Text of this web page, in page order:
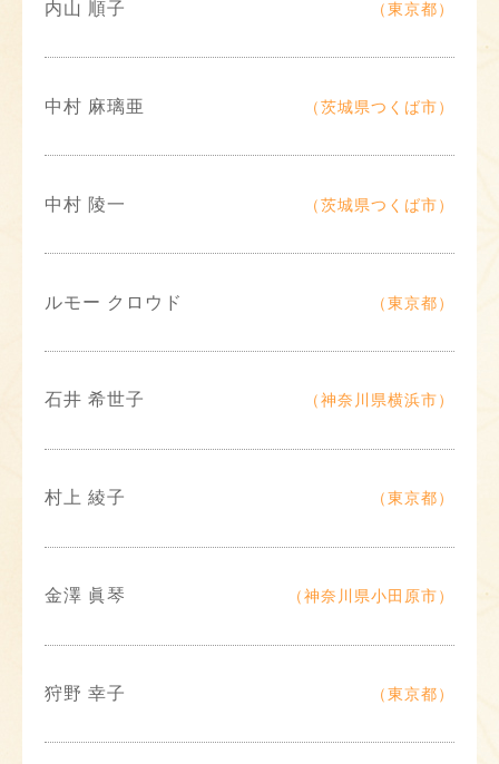
内山 順子 （東京都）
中村 麻璃亜 （茨城県つくば市）
中村 陵一 （茨城県つくば市）
ルモー クロウド （東京都）
石井 希世子 （神奈川県横浜市）
村上 綾子 （東京都）
金澤 眞琴 （神奈川県小田原市）
狩野 幸子 （東京都）